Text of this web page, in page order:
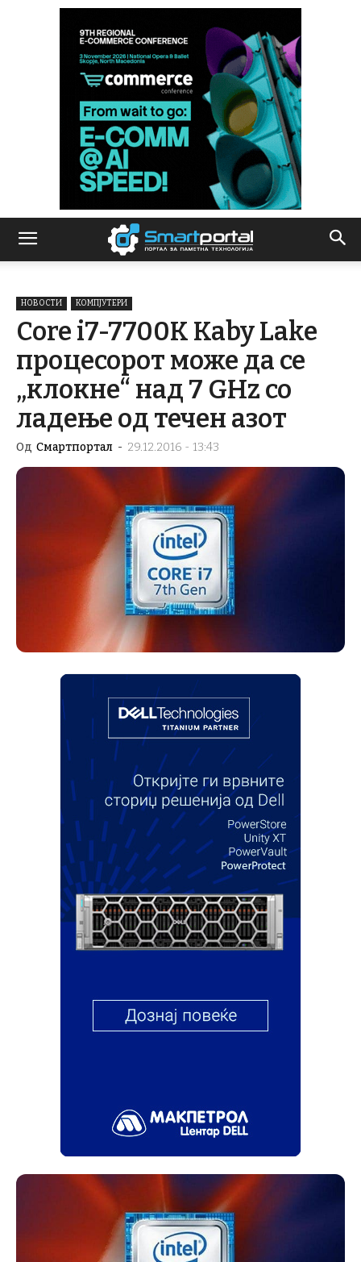
НОВОСТИ КОМПЈУТЕРИ
Core i7-7700K Kaby Lake
процесорот може да се
„клокне“ над 7 GHz со
ладење од течен азот
Од Смартпортал - 29.12.2016 - 13:43